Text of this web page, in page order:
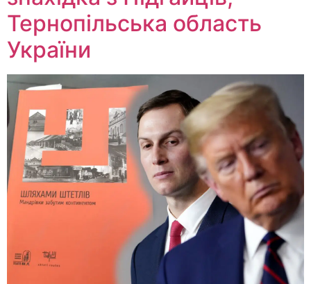
Тернопільська область
України